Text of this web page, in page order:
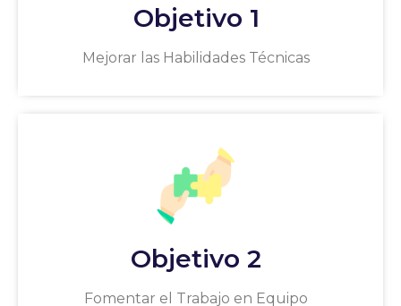
Objetivo 1
Mejorar las Habilidades Técnicas
Objetivo 2
Fomentar el Trabajo en Equipo